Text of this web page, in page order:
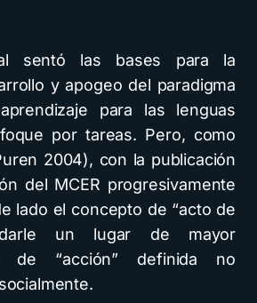
sentó las bases para la
y apogeo del paradigma
para las lenguas
por tareas. Pero, como
2004), con la publicación
del MCER progresivamente
lado el concepto de “acto de
un lugar de mayor
de “acción” definida no